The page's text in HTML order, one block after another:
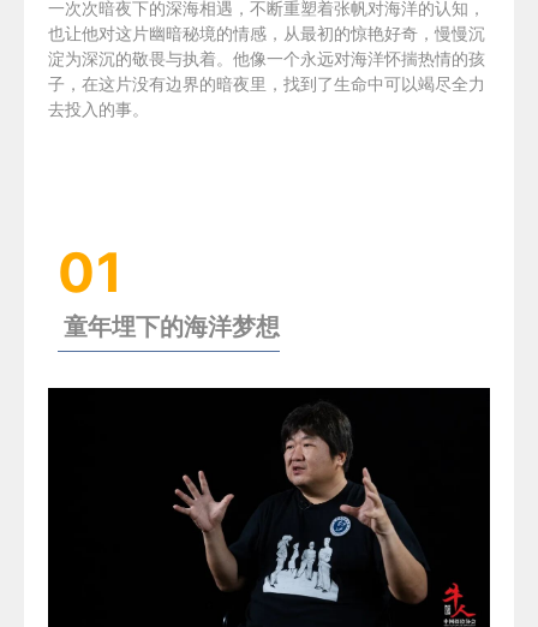
一次次暗夜下的深海相遇，不断重塑着张帆对海洋的认知，
也让他对这片幽暗秘境的情感，从最初的惊艳好奇，慢慢沉
淀为深沉的敬畏与执着。他像一个永远对海洋怀揣热情的孩
子，在这片没有边界的暗夜里，找到了生命中可以竭尽全力
去投入的事。
01
童年埋下的海洋梦想